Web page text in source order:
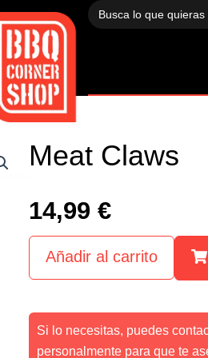
Buscar:
Meat Claws
14,99 €
Añadir al carrito
Si lo necesitas, puedes
personalmente para que te